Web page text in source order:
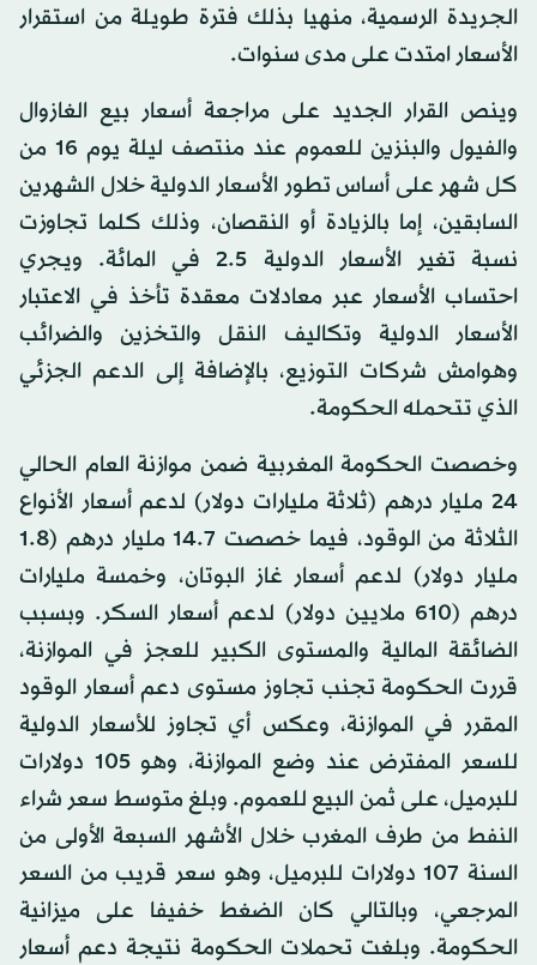
الجريدة الرسمية، منهيا بذلك فترة طويلة من استقرار
الأسعار امتدت على مدى سنوات.
وينص القرار الجديد على مراجعة أسعار بيع الغازوال
والفيول والبنزين للعموم عند منتصف ليلة يوم 16 من
كل شهر على أساس تطور الأسعار الدولية خلال الشهرين
السابقين، إما بالزيادة أو النقصان، وذلك كلما تجاوزت
نسبة تغير الأسعار الدولية 2.5 في المائة. ويجري
احتساب الأسعار عبر معادلات معقدة تأخذ في الاعتبار
الأسعار الدولية وتكاليف النقل والتخزين والضرائب
وهوامش شركات التوزيع، بالإضافة إلى الدعم الجزئي
الذي تتحمله الحكومة.
وخصصت الحكومة المغربية ضمن موازنة العام الحالي
24 مليار درهم (ثلاثة مليارات دولار) لدعم أسعار الأنواع
الثلاثة من الوقود، فيما خصصت 14.7 مليار درهم (1.8
مليار دولار) لدعم أسعار غاز البوتان، وخمسة مليارات
درهم (610 ملايين دولار) لدعم أسعار السكر. وبسبب
الضائقة المالية والمستوى الكبير للعجز في الموازنة،
قررت الحكومة تجنب تجاوز مستوى دعم أسعار الوقود
المقرر في الموازنة، وعكس أي تجاوز للأسعار الدولية
للسعر المفترض عند وضع الموازنة، وهو 105 دولارات
للبرميل، على ثمن البيع للعموم. وبلغ متوسط سعر شراء
النفط من طرف المغرب خلال الأشهر السبعة الأولى من
السنة 107 دولارات للبرميل، وهو سعر قريب من السعر
المرجعي، وبالتالي كان الضغط خفيفا على ميزانية
الحكومة. وبلغت تحملات الحكومة نتيجة دعم أسعار